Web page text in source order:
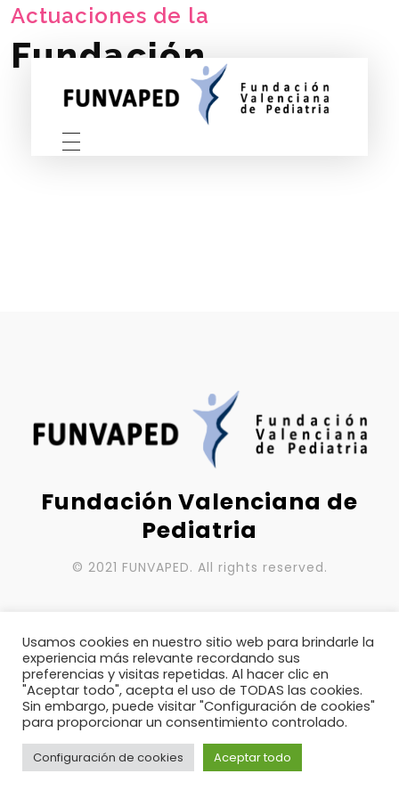
FUNVAPED
Fundación Valenciana de Pediatria
Actuaciones de la
Fundación
Fundación Valenciana de
Pediatria
© 2021 FUNVAPED. All rights reserved.
Usamos cookies en nuestro sitio web para brindarle la
experiencia más relevante recordando sus
preferencias y visitas repetidas. Al hacer clic en
"Aceptar todo", acepta el uso de TODAS las cookies.
Sin embargo, puede visitar "Configuración de cookies"
para proporcionar un consentimiento controlado.
Configuración de cookies Aceptar todo